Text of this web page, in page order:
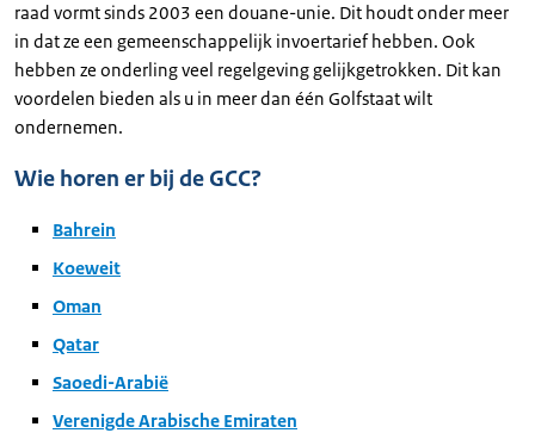
raad vormt sinds 2003 een douane-unie. Dit houdt onder meer
in dat ze een gemeenschappelijk invoertarief hebben. Ook
hebben ze onderling veel regelgeving gelijkgetrokken. Dit kan
voordelen bieden als u in meer dan één Golfstaat wilt
ondernemen.
Wie horen er bij de GCC?
Bahrein
Koeweit
Oman
Qatar
Saoedi-Arabië
Verenigde Arabische Emiraten